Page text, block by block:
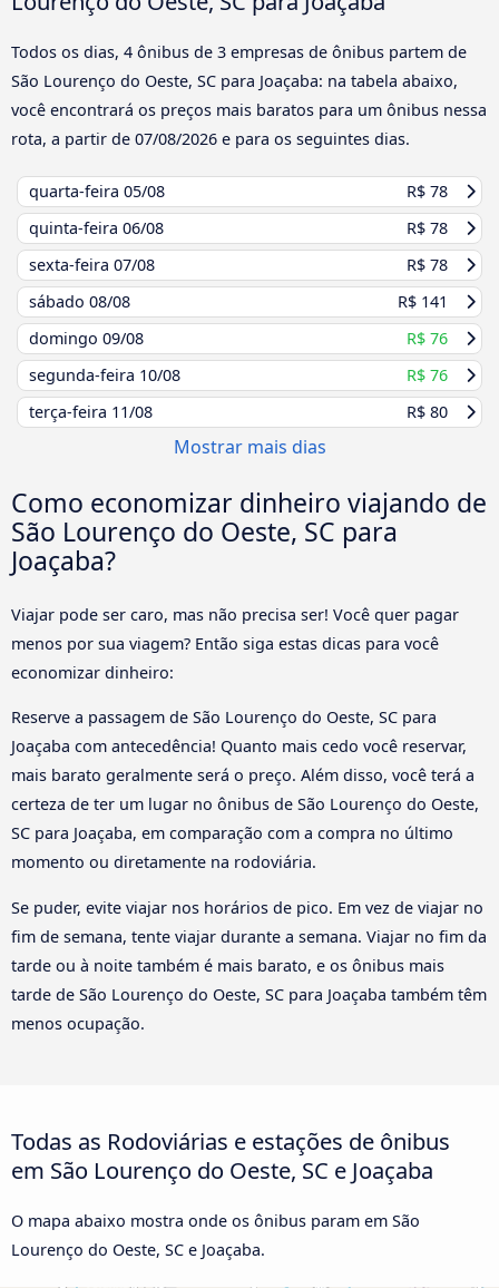
Todos os dias, 4 ônibus de 3 empresas de ônibus partem de
São Lourenço do Oeste, SC para Joaçaba: na tabela abaixo,
você encontrará os preços mais baratos para um ônibus nessa
rota, a partir de 07/08/2026 e para os seguintes dias.
quarta-feira 05/08
R$ 78
quinta-feira 06/08
R$ 78
sexta-feira 07/08
R$ 78
sábado 08/08
R$ 141
domingo 09/08
R$ 76
segunda-feira 10/08
R$ 76
terça-feira 11/08 R$ 80
Mostrar mais dias
Como economizar dinheiro viajando de
São Lourenço do Oeste, SC para
Joaçaba?
Viajar pode ser caro, mas não precisa ser! Você quer pagar
menos por sua viagem? Então siga estas dicas para você
economizar dinheiro:
Reserve a passagem de São Lourenço do Oeste, SC para
Joaçaba com antecedência! Quanto mais cedo você reservar,
mais barato geralmente será o preço. Além disso, você terá a
certeza de ter um lugar no ônibus de São Lourenço do Oeste,
SC para Joaçaba, em comparação com a compra no último
momento ou diretamente na rodoviária.
Se puder, evite viajar nos horários de pico. Em vez de viajar no
fim de semana, tente viajar durante a semana. Viajar no fim da
tarde ou à noite também é mais barato, e os ônibus mais
tarde de São Lourenço do Oeste, SC para Joaçaba também têm
menos ocupação.
Todas as Rodoviárias e estações de ônibus
em São Lourenço do Oeste, SC e Joaçaba
O mapa abaixo mostra onde os ônibus param em São
Lourenço do Oeste, SC e Joaçaba.